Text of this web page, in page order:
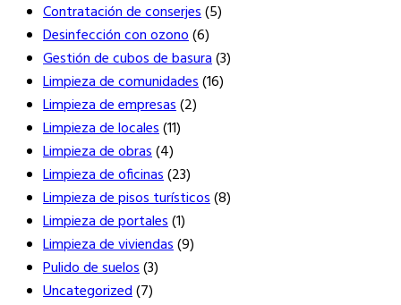
Contratación de conserjes(5)
Desinfección con ozono(6)
Gestión de cubos de basura(3)
Limpieza de comunidades(16)
Limpieza de empresas(2)
Limpieza de locales(11)
Limpieza de obras(4)
Limpieza de oficinas(23)
Limpieza de pisos turísticos(8)
Limpieza de portales(1)
Limpieza de viviendas(9)
Pulido de suelos(3)
Uncategorized(7)